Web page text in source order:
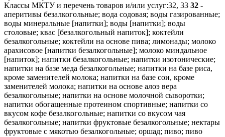
Классы МКТУ и перечень товаров и/или услуг:32, 33 32 -
аперитивы безалкогольные; вода содовая; воды газированные;
воды минеральные [напитки]; воды [напитки]; воды
столовые; квас [безалкогольный напиток]; коктейли
безалкогольные; коктейли на основе пива; лимонады; молоко
арахисовое [напитки безалкогольные]; молоко миндальное
[напиток]; напитки безалкогольные; напитки изотонические;
напитки на базе меда безалкогольные; напитки на базе риса,
кроме заменителей молока; напитки на базе сои, кроме
заменителей молока; напитки на основе алоэ вера
безалкогольные; напитки на основе молочной сыворотки;
напитки обогащенные протеином спортивные; напитки со
вкусом кофе безалкогольные; напитки со вкусом чая
безалкогольные; напитки фруктовые безалкогольные; нектары
фруктовые с мякотью безалкогольные; оршад; пиво; пиво